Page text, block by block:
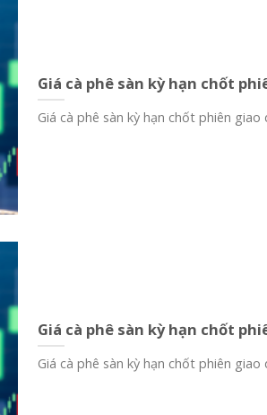
Giá cà phê sàn kỳ hạn chốt
Giá cà phê sàn kỳ hạn chốt phiên
Giá cà phê sàn kỳ hạn chốt
Giá cà phê sàn kỳ hạn chốt phiên